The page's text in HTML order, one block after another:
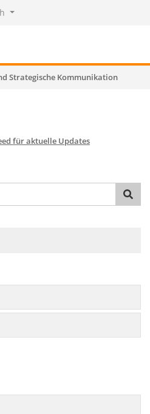
Strategische Kommunikation
für aktuelle Updates